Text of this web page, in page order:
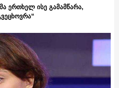
ერთხელ ისე გამამწარა,